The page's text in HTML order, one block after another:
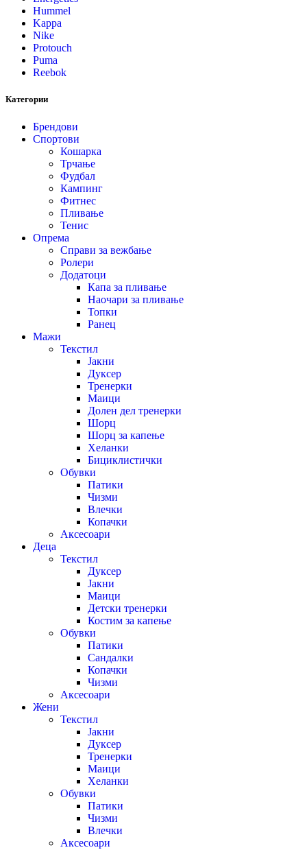
Hummel
Kappa
Nike
Protouch
Puma
Reebok
Категории
Брендови
Спортови
Кошарка
Трчање
Фудбал
Кампинг
Фитнес
Пливање
Тенис
Опрема
Справи за вежбање
Ролери
Додатоци
Капа за пливање
Наочари за пливање
Топки
Ранец
Мажи
Текстил
Јакни
Дуксер
Тренерки
Маици
Долен дел тренерки
Шорц
Шорц за капење
Хеланки
Бициклистички
Обувки
Патики
Чизми
Влечки
Копачки
Аксесоари
Деца
Текстил
Дуксер
Јакни
Маици
Детски тренерки
Костим за капење
Обувки
Патики
Сандалки
Копачки
Чизми
Аксесоари
Жени
Текстил
Јакни
Дуксер
Тренерки
Маици
Хеланки
Обувки
Патики
Чизми
Влечки
Аксесоари